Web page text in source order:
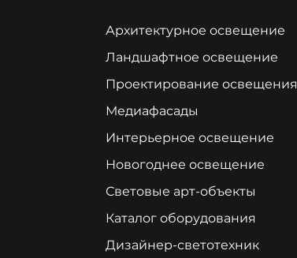
Архитектурное освещение
Ландшафтное освещение
Проектирование освещения
Медиафасады
Интерьерное освещение
Новогоднее освещение
Световые арт-объекты
Каталог оборудования
Дизайнер-светотехник